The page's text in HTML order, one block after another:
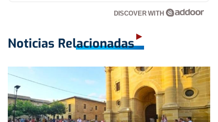
DISCOVER WITH
Noticias Relacionadas